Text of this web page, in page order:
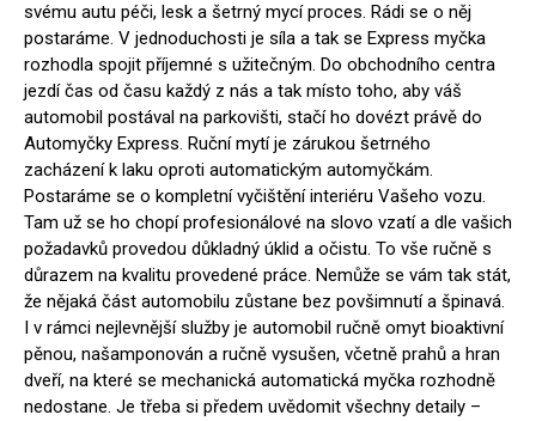
svému autu péči, lesk a šetrný mycí proces. Rádi se o něj
postaráme. V jednoduchosti je síla a tak se Express myčka
rozhodla spojit příjemné s užitečným. Do obchodního centra
jezdí čas od času každý z nás a tak místo toho, aby váš
automobil postával na parkovišti, stačí ho dovézt právě do
Automyčky Express. Ruční mytí je zárukou šetrného
zacházení k laku oproti automatickým automyčkám.
Postaráme se o kompletní vyčištění interiéru Vašeho vozu.
Tam už se ho chopí profesionálové na slovo vzatí a dle vašich
požadavků provedou důkladný úklid a očistu. To vše ručně s
důrazem na kvalitu provedené práce. Nemůže se vám tak stát,
že nějaká část automobilu zůstane bez povšimnutí a špinavá.
I v rámci nejlevnější služby je automobil ručně omyt bioaktivní
pěnou, našamponován a ručně vysušen, včetně prahů a hran
dveří, na které se mechanická automatická myčka rozhodně
nedostane. Je třeba si předem uvědomit všechny detaily –